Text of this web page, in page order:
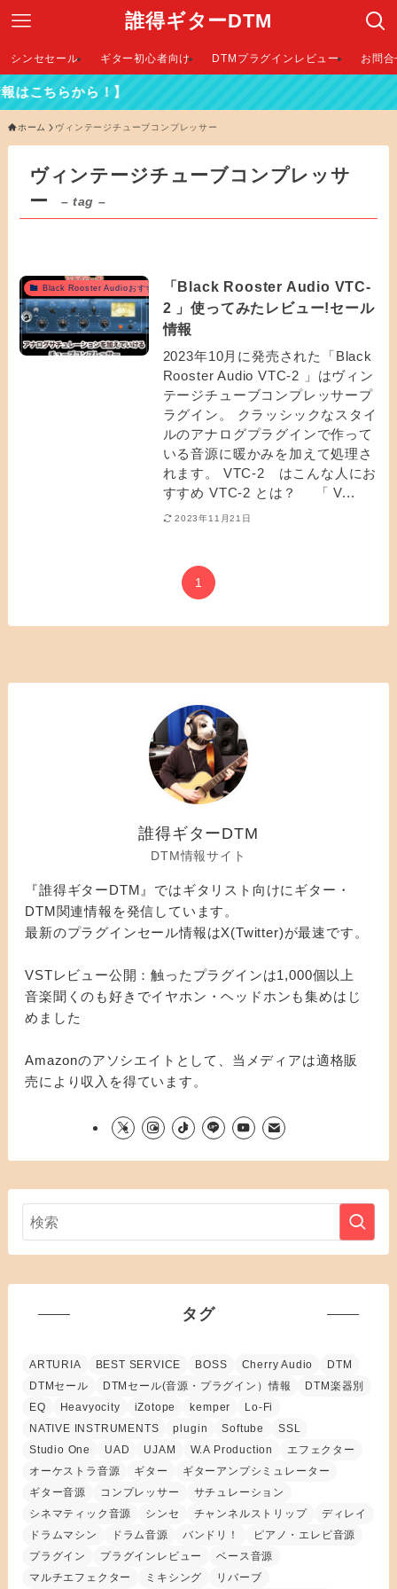
誰得ギターDTM
シンセセール ギター初心者向け DTMプラグインレビュー お問
こちらから！】
ホーム ヴィンテージチューブコンプレッサー
ヴィンテージチューブコンプレッサ
ー
– tag –
Black Rooster Audioおすすめ
「Black Rooster Audio VTC-
2 」使ってみたレビュー!セール
情報
2023年10月に発売された「Black
Rooster Audio VTC-2 」はヴィン
テージチューブコンプレッサープ
ラグイン。 クラッシックなスタイ
ルのアナログプラグインで作って
いる音源に暖かみを加えて処理さ
れます。 VTC-2 はこんな人にお
すすめ VTC-2 とは？ 「 V...
2023年11月21日
1
誰得ギターDTM
DTM情報サイト
『誰得ギターDTM』ではギタリスト向けにギター・
DTM関連情報を発信しています。
最新のプラグインセール情報はX(Twitter)が最速です。
VSTレビュー公開：触ったプラグインは1,000個以上
音楽聞くのも好きでイヤホン・ヘッドホンも集めはじ
めました
Amazonのアソシエイトとして、当メディアは適格販
売により収入を得ています。
タグ
ARTURIA BEST SERVICE BOSS Cherry Audio
DTM
DTMセール
DTMセール(音源・プラグイン）情報
DTM楽器別
EQ
Heavyocity iZotope kemper
Lo-Fi
NATIVE INSTRUMENTS
plugin Softube
SSL
Studio One
UAD UJAM W.A Production
エフェクター
オーケストラ音源
ギター
ギターアンプシミュレーター
ギター音源
コンプレッサー
サチュレーション
シネマティック音源
シンセ チャンネルストリップ
ディレイ
ドラムマシン
ドラム音源 バンドリ！
ピアノ・エレピ音源
プラグイン
プラグインレビュー
ベース音源
マルチエフェクター
ミキシング リバーブ